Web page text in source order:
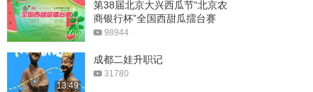
08:49
的愿望过期
00:20
第38届北京大兴西瓜节“北京农
商银行杯”全国西甜瓜擂台赛
98944
13:49
成都二娃升职记
31780